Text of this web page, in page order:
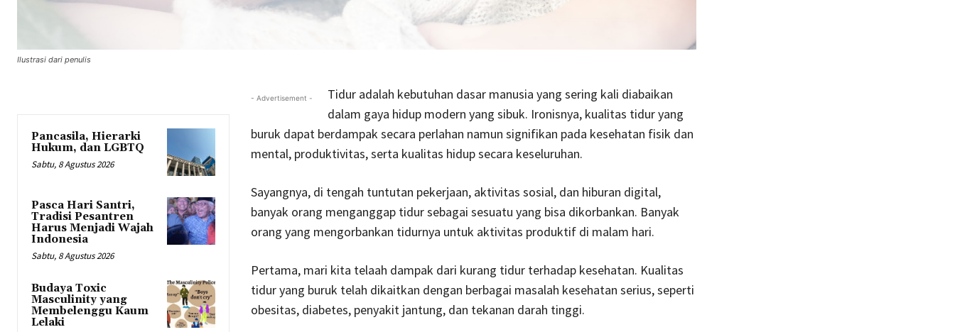
Ilustrasi dari penulis
Pancasila, Hierarki
Hukum, dan LGBTQ
Sabtu, 8 Agustus 2026
Pasca Hari Santri,
Tradisi Pesantren
Harus Menjadi Wajah
Indonesia
Sabtu, 8 Agustus 2026
Budaya Toxic
Masculinity yang
Membelenggu Kaum
Lelaki
- Advertisement -
Tidur adalah kebutuhan dasar manusia yang sering kali diabaikan
dalam gaya hidup modern yang sibuk. Ironisnya, kualitas tidur yang
buruk dapat berdampak secara perlahan namun signifikan pada kesehatan fisik dan
mental, produktivitas, serta kualitas hidup secara keseluruhan.
Sayangnya, di tengah tuntutan pekerjaan, aktivitas sosial, dan hiburan digital,
banyak orang menganggap tidur sebagai sesuatu yang bisa dikorbankan. Banyak
orang yang mengorbankan tidurnya untuk aktivitas produktif di malam hari.
Pertama, mari kita telaah dampak dari kurang tidur terhadap kesehatan. Kualitas
tidur yang buruk telah dikaitkan dengan berbagai masalah kesehatan serius, seperti
obesitas, diabetes, penyakit jantung, dan tekanan darah tinggi.